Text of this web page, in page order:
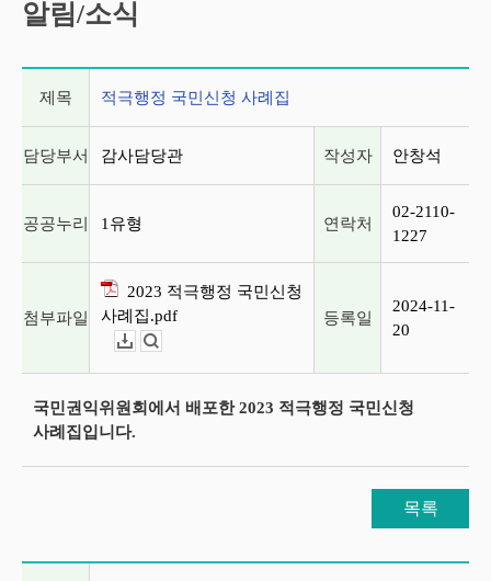
시
작
알림/소식
제목 적극행정 국민신청 사례집
담당부서 감사담당관 작성자 안창석
공공누리 1유형 연락처
02-2110-
1227
첨부파일
2023 적극행정 국민신청
사례집.pdf
등록일
2024-11-
20
국민권익위원회에서 배포한 2023 적극행정 국민신청
사례집입니다.
목록